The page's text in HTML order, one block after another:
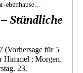
ebenhause…
Stündliche
(Vorhersage für 5
Himmel ; Morgen.
23.